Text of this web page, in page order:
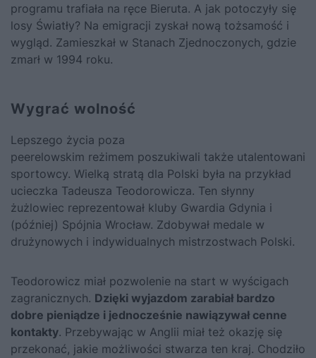
programu trafiała na ręce Bieruta. A jak potoczyły się
losy Światły? Na emigracji zyskał nową tożsamość i
wygląd. Zamieszkał w Stanach Zjednoczonych, gdzie
zmarł w 1994 roku.
Wygrać wolność
Lepszego życia poza
peerelowskim reżimem poszukiwali także utalentowani
sportowcy. Wielką stratą dla Polski była na przykład
ucieczka Tadeusza Teodorowicza. Ten słynny
żużlowiec reprezentował kluby Gwardia Gdynia i
(później) Spójnia Wrocław. Zdobywał medale w
drużynowych i indywidualnych mistrzostwach Polski.
Teodorowicz miał pozwolenie na start w wyścigach
zagranicznych. Dzięki wyjazdom zarabiał bardzo
dobre pieniądze i jednocześnie nawiązywał cenne
kontakty. Przebywając w Anglii miał też okazję się
przekonać, jakie możliwości stwarza ten kraj. Chodziło